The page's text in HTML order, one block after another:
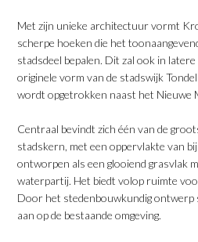
Met zijn unieke architectuur vormt
scherpe hoeken die het
stadsdeel bepalen. Dit zal ook in
originele vorm van de stadswijk
wordt opgetrokken naast het Nieuwe
Centraal bevindt zich één van de
stadskern, met een oppervlakte van
ontworpen als een glooiend grasvlak
waterpartij. Het biedt volop ruimte
Door het stedenbouwkundig ontwerp
aan op de bestaande omgeving.